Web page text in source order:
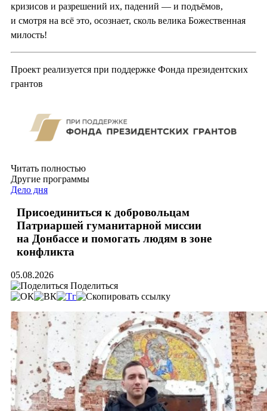
кризисов и разрешений их, падений — и подъёмов,
и смотря на всё это, осознает, сколь велика Божественная
милость!
Проект реализуется при поддержке Фонда президентских
грантов
Читать полностью
Другие программы
Дело дня
Присоединиться к добровольцам
Патриаршей гуманитарной миссии
на Донбассе и помогать людям в зоне
конфликта
05.08.2026
Поделиться